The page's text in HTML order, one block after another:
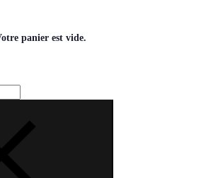
panier est vide.